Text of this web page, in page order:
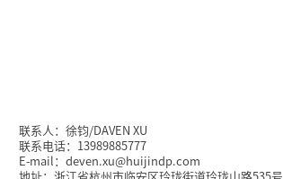
联系人：徐钧/DAVEN XU
联系电话：13989885777
E-mail：deven.xu@huijindp.com